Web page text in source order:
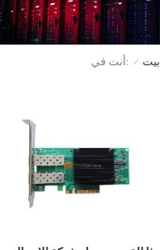
أنت في: / بيت